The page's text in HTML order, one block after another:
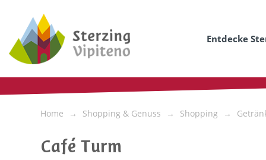
Entdecke
Home Shopping & Genuss Shopping
Café Turm